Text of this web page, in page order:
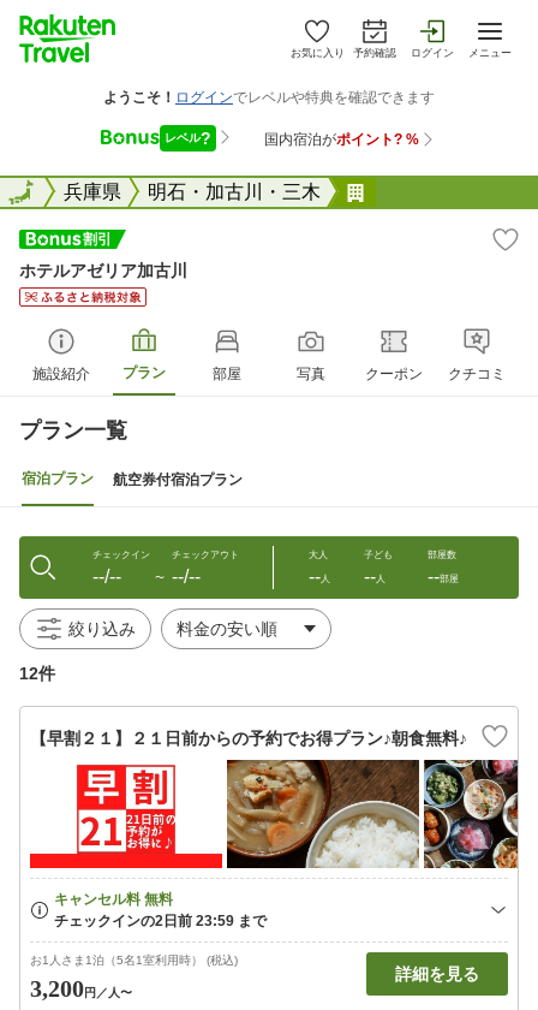
お気に入り 予約確認 ログイン メニュー
全国兵庫県 明石・加古川・三木
全国
ホテルアゼリア加古川
施設紹介 プラン 部屋 写真 クーポン クチコミ
プラン一覧
宿泊プラン 航空券付宿泊プラン
チェックイン
--/-- 〜
チェックアウト
--/--
大人
--人
子ども
--人
部屋数
--部屋
絞り込み
12件
【早割２１】２１日前からの予約でお得プラン♪朝食無料♪
お1人さま1泊（5名1室利用時） (税込)
3,200円 ／人〜
詳細を見る